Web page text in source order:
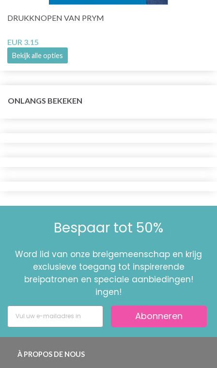
DRUKKNOPEN VAN PRYM
EUR 3.15
Bekijk alle opties
ONLANGS BEKEKEN
Bespaar tot 50%
Word lid van onze breigemeenschap en krijg
exclusieve toegang tot inspirerende
breipatronen en speciale aanbiedingen!
ingen!
Abonneren
À PROPOS DE NOUS